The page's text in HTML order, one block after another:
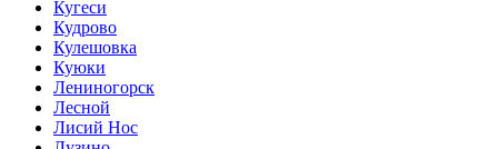
Кугеси
Кудрово
Кулешовка
Куюки
Лениногорск
Лесной
Лисий Нос